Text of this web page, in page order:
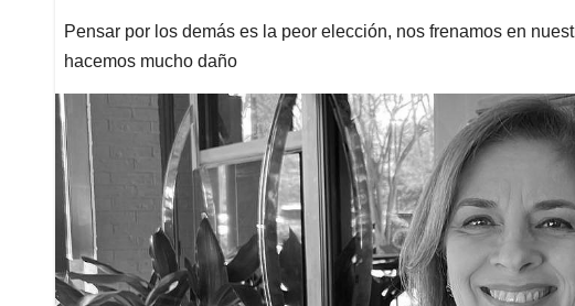
Pensar por los demás es la peor elección, nos frenamos en
hacemos mucho daño